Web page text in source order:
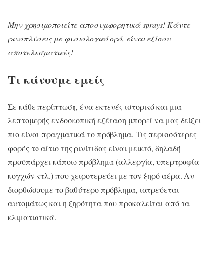
Μην χρησιμοποιείτε αποσυμφορητικά sprays! Κάντε
ρινοπλύσεις με φυσιολογικό ορό, είναι εξίσου
αποτελεσματικές!
Τι κάνουμε εμείς
Σε κάθε περίπτωση, ένα εκτενές ιστορικό και μια
λεπτομερής ενδοσκοπική εξέταση μπορεί να μας δείξει
πιο είναι πραγματικά το πρόβλημα. Τις περισσότερες
φορές το αίτιο της ρινίτιδας είναι μεικτό, δηλαδή
προϋπάρχει κάποιο πρόβλημα (αλλεργία, υπερτροφία
κογχών κτλ.) που χειροτερεύει με τον ξηρό αέρα. Αν
διορθώσουμε το βαθύτερο πρόβλημα, ιατρεύεται
αυτομάτως και η ξηρότητα που προκαλείται από τα
κλιματιστικά.